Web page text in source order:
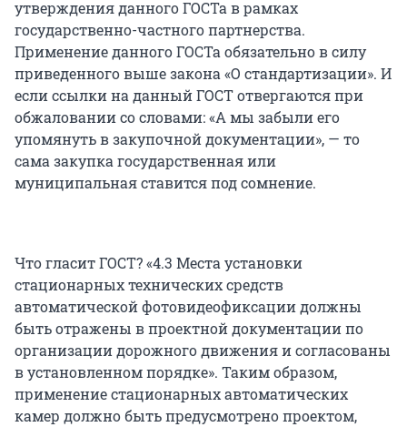
утверждения данного ГОСТа в рамках
государственно-частного партнерства.
Применение данного ГОСТа обязательно в силу
приведенного выше закона «О стандартизации». И
если ссылки на данный ГОСТ отвергаются при
обжаловании со словами: «А мы забыли его
упомянуть в закупочной документации», — то
сама закупка государственная или
муниципальная ставится под сомнение.
Что гласит ГОСТ? «4.3 Места установки
стационарных технических средств
автоматической фотовидеофиксации должны
быть отражены в проектной документации по
организации дорожного движения и согласованы
в установленном порядке». Таким образом,
применение стационарных автоматических
камер должно быть предусмотрено проектом,